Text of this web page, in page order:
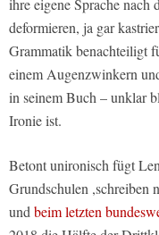
ihre eigene Sprache nach
deformieren, ja gar
Grammatik benachteiligt
einem Augenzwinkern
in seinem Buch – unklar
Ironie ist.
Betont unironisch fügt
Grundschulen ,schreiben
und beim letzten